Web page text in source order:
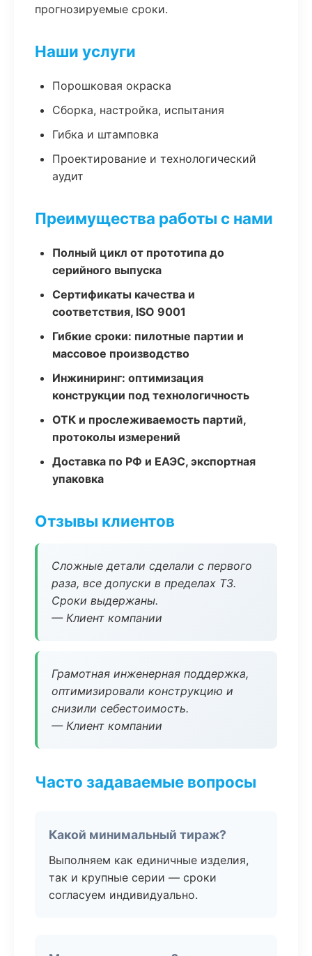
прогнозируемые сроки.
Наши услуги
Порошковая окраска
Сборка, настройка, испытания
Гибка и штамповка
Проектирование и технологический
аудит
Преимущества работы с нами
Полный цикл от прототипа до
серийного выпуска
Сертификаты качества и
соответствия, ISO 9001
Гибкие сроки: пилотные партии и
массовое производство
Инжиниринг: оптимизация
конструкции под технологичность
ОТК и прослеживаемость партий,
протоколы измерений
Доставка по РФ и ЕАЭС, экспортная
упаковка
Отзывы клиентов
Сложные детали сделали с первого
раза, все допуски в пределах ТЗ.
Сроки выдержаны.
— Клиент компании
Грамотная инженерная поддержка,
оптимизировали конструкцию и
снизили себестоимость.
— Клиент компании
Часто задаваемые вопросы
Какой минимальный тираж?
Выполняем как единичные изделия,
так и крупные серии — сроки
согласуем индивидуально.